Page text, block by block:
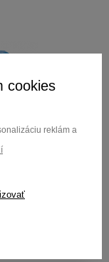
cookies
reklám a
hlavičky v